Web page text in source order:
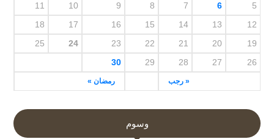
« رجب رمضان »
5
6
7
8
9
10
11
12
13
14
15
16
17
18
19
20
21
22
23
24
25
26
27
28
29
30
وسوم